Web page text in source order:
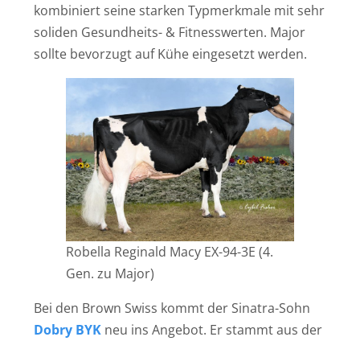
kombiniert seine starken Typmerkmale mit sehr
soliden Gesundheits- & Fitnesswerten. Major
sollte bevorzugt auf Kühe eingesetzt werden.
Robella Reginald Macy EX-94-3E (4.
Gen. zu Major)
Bei den Brown Swiss kommt der Sinatra-Sohn
Dobry BYK neu ins Angebot. Er stammt aus der